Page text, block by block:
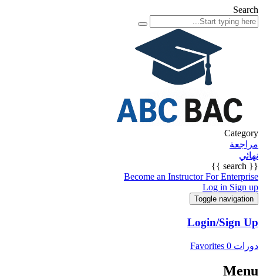
Search
Category
مراجعة
نهائي
{{ search }}
Become an Instructor For Enterprise
Log in Sign up
Toggle navigation
Login/Sign Up
دورات Favorites 0
Menu